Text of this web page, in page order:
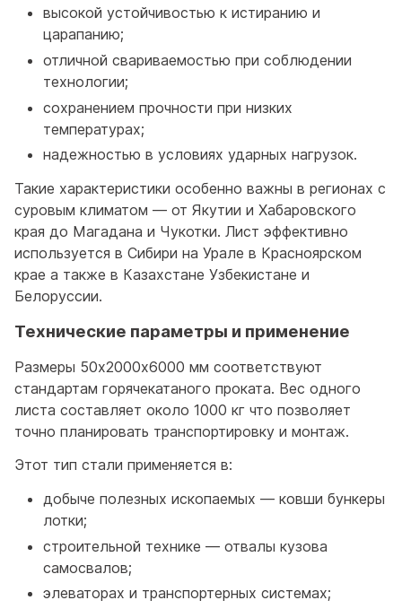
высокой устойчивостью к истиранию и
царапанию;
отличной свариваемостью при соблюдении
технологии;
сохранением прочности при низких
температурах;
надежностью в условиях ударных нагрузок.
Такие характеристики особенно важны в регионах с
суровым климатом — от Якутии и Хабаровского
края до Магадана и Чукотки. Лист эффективно
используется в Сибири на Урале в Красноярском
крае а также в Казахстане Узбекистане и
Белоруссии.
Технические параметры и применение
Размеры 50х2000х6000 мм соответствуют
стандартам горячекатаного проката. Вес одного
листа составляет около 1000 кг что позволяет
точно планировать транспортировку и монтаж.
Этот тип стали применяется в:
добыче полезных ископаемых — ковши бункеры
лотки;
строительной технике — отвалы кузова
самосвалов;
элеваторах и транспортерных системах;